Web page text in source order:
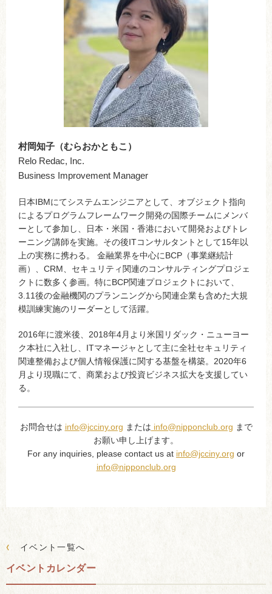
村岡知子（むらおかともこ）
Relo Redac, Inc.
Business Improvement Manager
日本IBMにてシステムエンジニアとして、オブジェクト指向
によるプログラムフレームワーク開発の国際チームにメンバ
ーとして参加し、日本・米国・香港において開発およびトレ
ーニング講師を実施。その後ITコンサルタントとして15年以
上の実務に携わる。 金融業界を中心にBCP（事業継続計
画）、CRM、セキュリティ関連のコンサルティングプロジェ
クトに数多く参画。特にBCP関連プロジェクトにおいて、
3.11後の金融機関のプランニングから関連企業も含めた大規
模訓練実施のリーダーとして活躍。
2016年に渡米後、2018年4月より米国リダック・ニューヨー
ク本社に入社し、ITマネージャとして主に全社セキュリティ
関連整備および個人情報保護に関する基盤を構築。2020年6
月より現職にて、商業および投資ビジネス拡大を支援してい
る。
お問合せは info@jcciny.org または info@nipponclub.org まで
お願い申し上げます。
For any inquiries, please contact us at info@jcciny.org or
info@nipponclub.org
‹ イベント一覧へ
イベントカレンダー